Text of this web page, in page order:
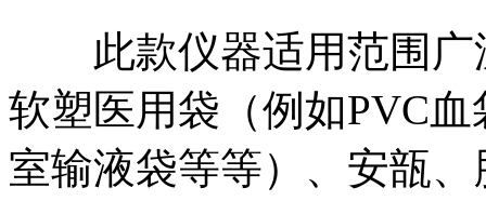
此款仪器适用范围广
软塑医用袋（例如PVC
室输液袋等等）、安瓿